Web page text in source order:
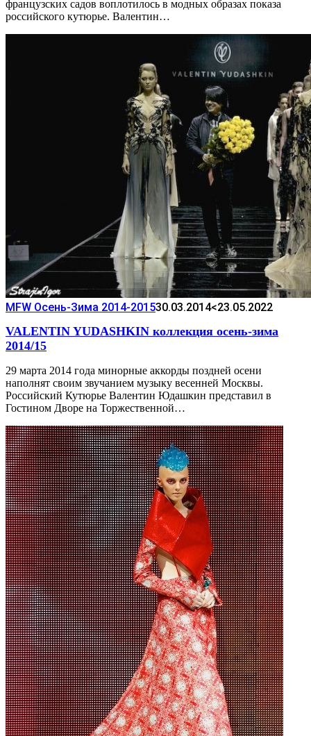
французских садов воплотилось в модных образах показа
российского кутюрье. Валентин…
MFW Осень-Зима 2014-201530.03.2014<23.05.2022
VALENTIN YUDASHKIN коллекция осень-зима
2014/15
29 марта 2014 года минорные аккорды поздней осени
наполнят своим звучанием музыку весенней Москвы.
Российский Кутюрье Валентин Юдашкин представил в
Гостином Дворе на Торжественной…